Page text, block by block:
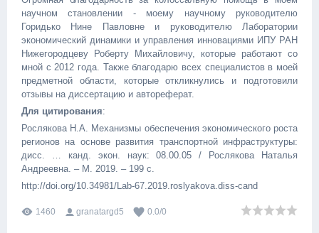
научном становлении - моему научному руководителю
Горидько Нине Павловне и руководителю Лаборатории
экономический динамики и управления инновациями ИПУ РАН
Нижегородцеву Роберту Михайловичу, которые работают со
мной с 2012 года. Также благодарю всех специалистов в моей
предметной области, которые откликнулись и подготовили
отзывы на диссертацию и автореферат.
Для цитирования:
Рослякова Н.А. Механизмы обеспечения экономического роста
регионов на основе развития транспортной инфраструктуры:
дисс. … канд. экон. наук: 08.00.05 / Рослякова Наталья
Андреевна. – М. 2019. – 199 с.
http://doi.org/10.34981/Lab-67.2019.roslyakova.diss-cand
1460 granatargd5 0.0/0